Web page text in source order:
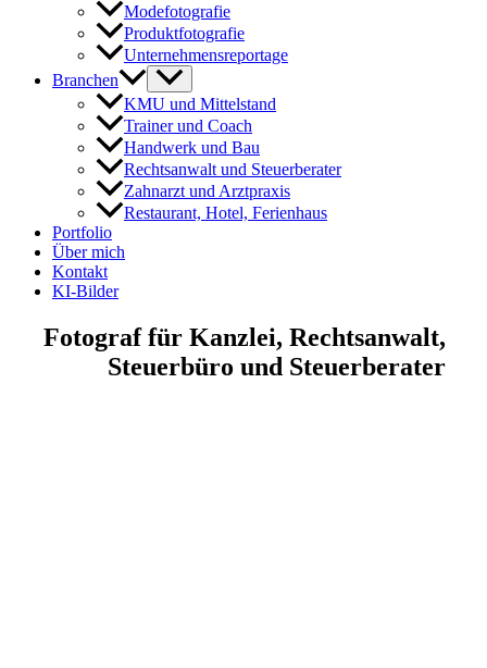
Modefotografie
Produktfotografie
Unternehmensreportage
Branchen
KMU und Mittelstand
Trainer und Coach
Handwerk und Bau
Rechtsanwalt und Steuerberater
Zahnarzt und Arztpraxis
Restaurant, Hotel, Ferienhaus
Portfolio
Über mich
Kontakt
KI-Bilder
Fotograf für Kanzlei, Rechtsanwalt,
Steuerbüro und Steuerberater